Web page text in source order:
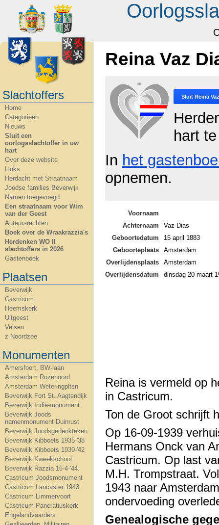
Slachtoffers
Home
Categorieën
Nieuws
Sluit een
oorlogsslachtoffer in uw
hart
Over deze website
Links
Herdacht met Straatnaam
Joodse families Beverwijk
Namen toegevoegd
Een straatnaam voor Wim
van der Geest
Auteursrechten
Boek over de Wraakrazzia's
Herdenken WO II
slachtoffers in 2026
Gastenboek
Plaatsen
Beverwijk
Castricum
Heemskerk
Uitgeest
Velsen
z Noordzee
Monumenten
Amersfoort, BW-laan
Amsterdam Rozenoord
Amsterdam Weteringpltsn
Beverwijk Fort St. Aagtendijk
Beverwijk Indië-monument.
Beverwijk Joods
namenmonument Duinrust
Beverwijk Joodsgedenkteken
Beverwijk Kibboets 1935-'38
Beverwijk Kibboets 1939-'42
Beverwijk Kweekschool
Beverwijk Razzia 16-4-'44.
Castricum Joodsmonument
Castricum Lancaster 1943
Castricum Limmervoort
Castricum Pancratiuskerk
Engelandvaarders
Reina Vaz
Sluit Reina
hart
In het
opnemen.
Voornaam
Achternaam
Vaz Dias
Geboortedatum
15 april 1883
Geboorteplaats
Amsterdam
Overlijdensplaats
Amsterdam
Overlijdensdatum
dinsdag 20 maart
Reina is vermeld op
in Castricum.
Ton de Groot schrijft
Op 16-09-1939
Hermans Onck van
Castricum. Op last
M.H. Trompstraat.
1943 naar
ondervoeding
Genealogische